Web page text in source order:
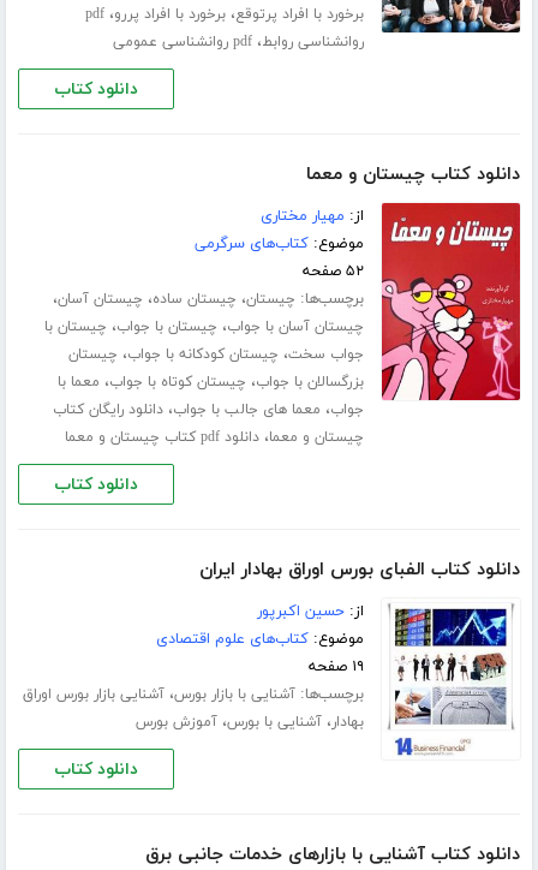
برخورد با افراد پرتوقع،برخورد با افراد پررو،pdf
روانشناسی روابط،pdf روانشناسی عمومی
دانلود کتاب
دانلود کتاب چیستان و معما
از: مهیار مختاری
موضوع:کتاب‌های سرگرمی
۵۲ صفحه
برچسب‌ها: چیستان، چیستان ساده، چیستان آسان،
چیستان آسان با جواب، چیستان با جواب، چیستان با
جواب سخت، چیستان کودکانه با جواب، چیستان
بزرگسالان با جواب، چیستان کوتاه با جواب، معما با
جواب، معما های جالب با جواب،دانلود رایگان کتاب
چیستان و معما،دانلود pdf کتاب چیستان و معما
دانلود کتاب
دانلود کتاب الفبای بورس اوراق بهادار ایران
از:حسین اکبرپور
موضوع:کتاب‌های علوم اقتصادی
۱۹ صفحه
برچسب‌ها:آشنایی با بازار بورس،آشنایی بازار بورس اوراق
بهادار،آشنایی با بورس،آموزش بورس
دانلود کتاب
دانلود کتاب آشنایی با بازارهای خدمات جانبی برق